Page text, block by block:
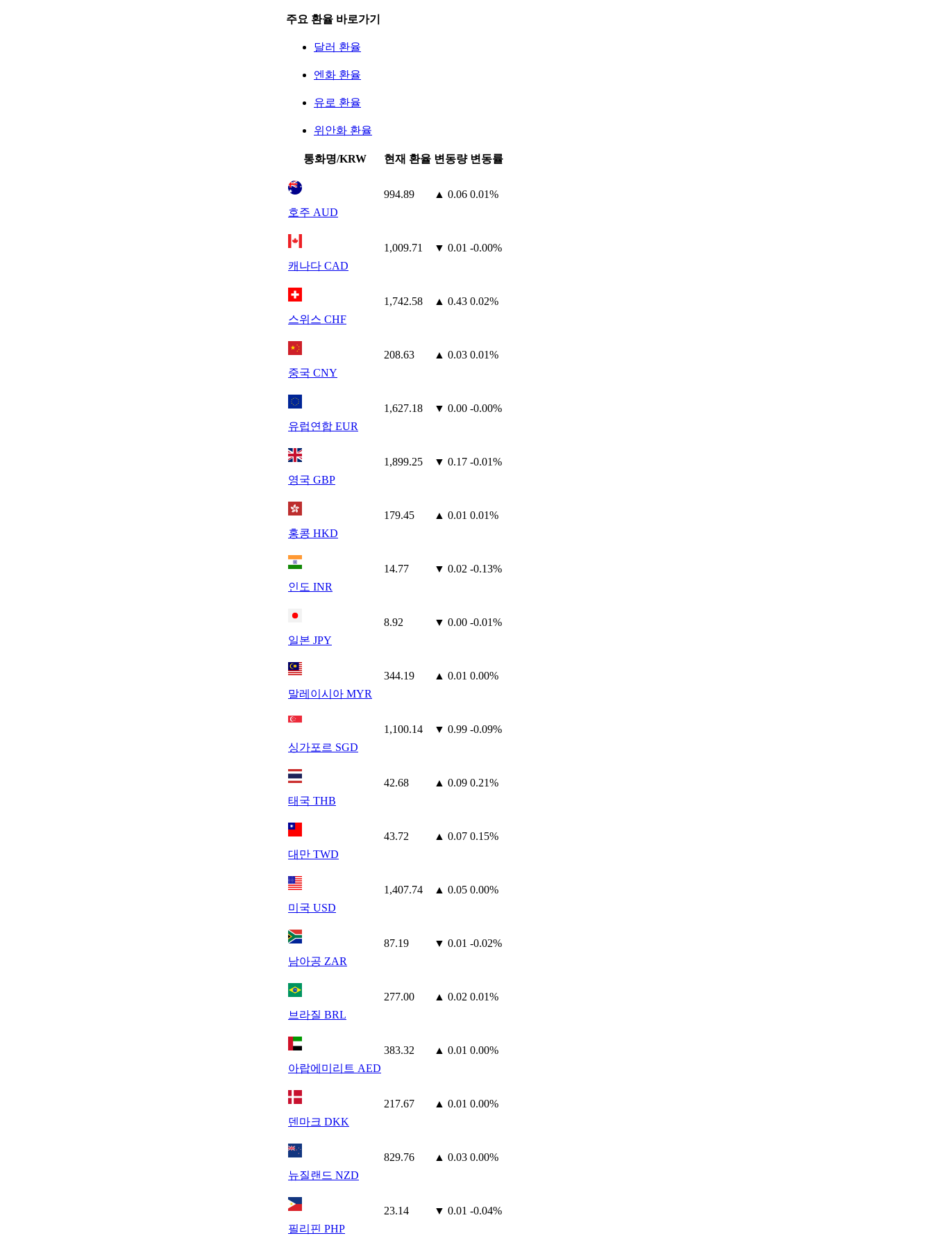
주요 환율 바로가기
달러 환율
엔화 환율
유로 환율
위안화 환율
통화명/KRW 현재 환율 변동량 변동률
호주 AUD
994.89 ▲ 0.06 0.01%
캐나다 CAD
1,009.71 ▼ 0.01 -0.00%
스위스 CHF
1,742.58 ▲ 0.43 0.02%
중국 CNY
208.63 ▲ 0.03 0.01%
유럽연합 EUR
1,627.18 ▼ 0.00 -0.00%
영국 GBP
1,899.25 ▼ 0.17 -0.01%
홍콩 HKD
179.45 ▲ 0.01 0.01%
인도 INR
14.77 ▼ 0.02 -0.13%
일본 JPY
8.92 ▼ 0.00 -0.01%
말레이시아 MYR
344.19 ▲ 0.01 0.00%
싱가포르 SGD
1,100.14 ▼ 0.99 -0.09%
태국 THB
42.68 ▲ 0.09 0.21%
대만 TWD
43.72 ▲ 0.07 0.15%
미국 USD
1,407.74 ▲ 0.05 0.00%
남아공 ZAR
87.19 ▼ 0.01 -0.02%
브라질 BRL
277.00 ▲ 0.02 0.01%
아랍에미리트 AED
383.32 ▲ 0.01 0.00%
덴마크 DKK
217.67 ▲ 0.01 0.00%
뉴질랜드 NZD
829.76 ▲ 0.03 0.00%
필리핀 PHP
23.14 ▼ 0.01 -0.04%